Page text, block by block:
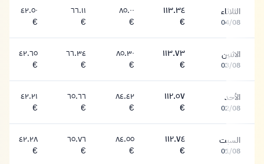
الثلاثاء
04/08 ١١٣.٣٤ يورو
١١٣.٣٤
€
٨٥.٠٠ يورو
٨٥.٠٠
€
٦٦.١١ يورو
٦٦.١١
€
٤٢.٥٠ يورو
٤٢.٥٠
€
الاثنين
03/08 ١١٣.٧٣ يورو
١١٣.٧٣
€
٨٥.٣٠ يورو
٨٥.٣٠
€
٦٦.٣٤ يورو
٦٦.٣٤
€
٤٢.٦٥ يورو
٤٢.٦٥
€
الأحد
02/08 ١١٢.٥٧ يورو
١١٢.٥٧
€
٨٤.٤٢ يورو
٨٤.٤٢
€
٦٥.٦٦ يورو
٦٥.٦٦
€
٤٢.٢١ يورو
٤٢.٢١
€
السبت
01/08 ١١٢.٧٤ يورو
١١٢.٧٤
€
٨٤.٥٥ يورو
٨٤.٥٥
€
٦٥.٧٦ يورو
٦٥.٧٦
€
٤٢.٢٨ يورو
٤٢.٢٨
€